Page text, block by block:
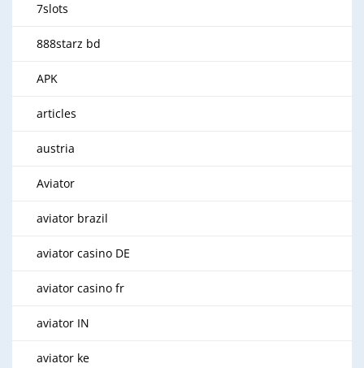
7slots
888starz bd
APK
articles
austria
Aviator
aviator brazil
aviator casino DE
aviator casino fr
aviator IN
aviator ke